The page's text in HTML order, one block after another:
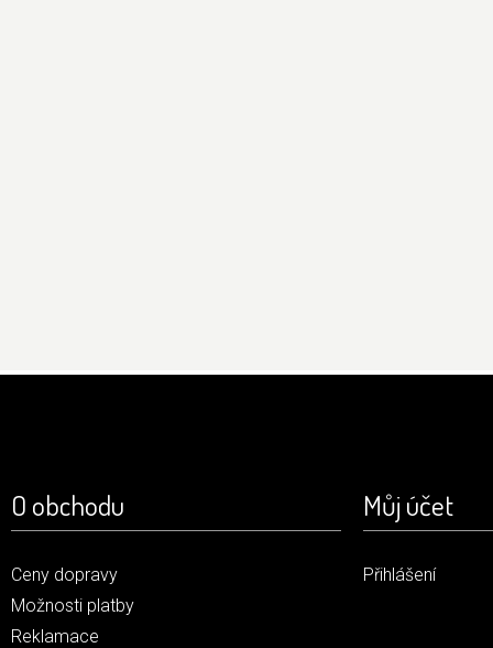
O obchodu
Ceny dopravy
Možnosti platby
Reklamace
Můj účet
Přihlášení